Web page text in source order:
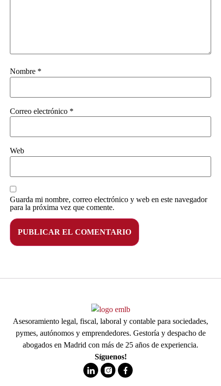
Nombre *
Correo electrónico *
Web
Guarda mi nombre, correo electrónico y web en este navegador
para la próxima vez que comente.
Asesoramiento legal, fiscal, laboral y contable para sociedades,
pymes, autónomos y emprendedores. Gestoría y despacho de
abogados en Madrid con más de 25 años de experiencia.
Síguenos!